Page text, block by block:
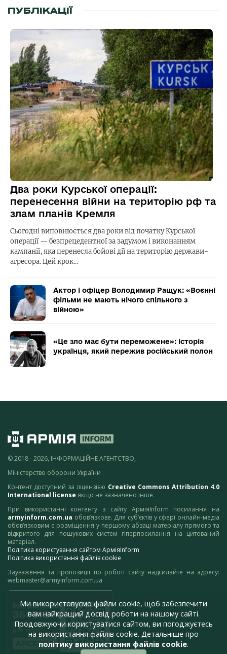
ПУБЛІКАЦІЇ
Два роки Курської операції:
перенесення війни на територію рф та
злам планів Кремля
Сьогодні виповнюється два роки від початку Курської
операції — безпрецедентної за задумом і виконанням
кампанії, яка перенесла бойові дії на територію держави-
агресора. Цей крок…
Актор і офіцер Володимир Ращук: «Воєнні
фільми не мають нічого спільного з
війною»
«Це зло має бути переможене»: історія
українця, який пережив російський полон
© 2018 - 2026, ІНФОРМАЦІЙНЕ АГЕНТСТВО,
Міністерство оборони України
Контент доступний за ліцензією Creative Commons Attribution 4.0
International license якщо не зазначено інше.
При використанні контенту з сайту АрміяInform посилання на
armyinform.com.ua обов’язкове. Для суб’єктів у сфері онлайн-медіа
обов’язковим є розміщення у першому абзаці матеріалу прямого та
відкритого для пошукових систем гіперпосилання на цитований
матеріал.
Політика користування сайтом АрміяInform
Політика використання файлів cookie
Зауваження та пропозиції по роботі сайту надсилайте на адресу:
webmaster@armyinform.com.ua
Ми використовуємо файли cookie, щоб забезпечити
вам найкращий досвід роботи на нашому сайті.
Продовжуючи користуватися сайтом, ви погоджуєтесь
на використання файлів cookie. Детальніше про
політику використання файлів cookie.